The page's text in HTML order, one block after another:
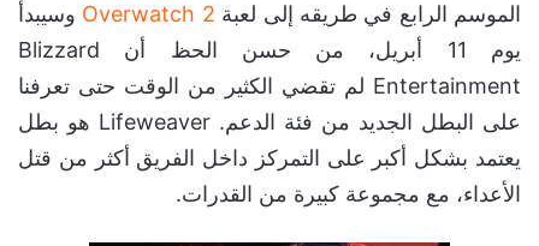
الموسم الرابع في طريقه إلى لعبة
وسيبدأ
يوم 11 أبريل، من حسن الحظ أن Blizzard
Entertainment لم تقضي الكثير من الوقت حتى تعرفنا
على البطل الجديد من فئة الدعم. Lifeweaver هو بطل
يعتمد بشكل أكبر على التمركز داخل الفريق أكثر من قتل
الأعداء، مع مجموعة كبيرة من القدرات.